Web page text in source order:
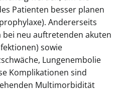
Patienten besser planen
Andererseits
neu auftretenden akuten
sowie
Lungenembolie
Komplikationen sind
Multimorbidität